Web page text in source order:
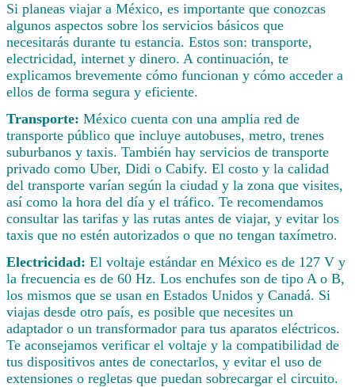
Si planeas viajar a México, es importante que conozcas
algunos aspectos sobre los servicios básicos que
necesitarás durante tu estancia. Estos son: transporte,
electricidad, internet y dinero. A continuación, te
explicamos brevemente cómo funcionan y cómo acceder a
ellos de forma segura y eficiente.
Transporte: México cuenta con una amplia red de
transporte público que incluye autobuses, metro, trenes
suburbanos y taxis. También hay servicios de transporte
privado como Uber, Didi o Cabify. El costo y la calidad
del transporte varían según la ciudad y la zona que visites,
así como la hora del día y el tráfico. Te recomendamos
consultar las tarifas y las rutas antes de viajar, y evitar los
taxis que no estén autorizados o que no tengan taxímetro.
Electricidad: El voltaje estándar en México es de 127 V y
la frecuencia es de 60 Hz. Los enchufes son de tipo A o B,
los mismos que se usan en Estados Unidos y Canadá. Si
viajas desde otro país, es posible que necesites un
adaptador o un transformador para tus aparatos eléctricos.
Te aconsejamos verificar el voltaje y la compatibilidad de
tus dispositivos antes de conectarlos, y evitar el uso de
extensiones o regletas que puedan sobrecargar el circuito.